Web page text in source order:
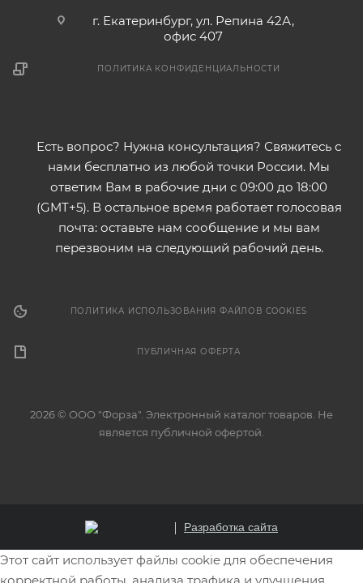
г. Екатеринбург, ул. Репина 42А,
офис 407
ПОЛИТИКА КОНФИДЕНЦИАЛЬНОСТИ
Есть вопрос? Нужна консультация? Свяжитесь с
нами бесплатно из любой точки России. Мы
ответим Вам в рабочие дни с 09:00 до 18:00
(GMT+5). В остальное время работает голосовая
почта: оставьте нам сообщение и мы вам
перезвоним на следующий рабочий день.
ПОЛИТИКА ИСПОЛЬЗОВАНИЯ ФАЙЛОВ COOKIES
ПУБЛИЧНАЯ ОФЕРТА
2026 © ООО "Форза". Электронный каталог товаров. Не
является публичной офертой.
Разработка сайта
Этот сайт использует файлы cookie для обеспечения